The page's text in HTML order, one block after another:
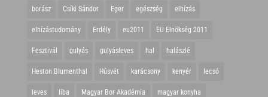
borász Csíki Sándor Eger egészség elhízás
elhízástudomány Erdély eu2011 EU Elnökség 2011
Fesztivál gulyás gulyásleves hal halászlé
Heston Blumenthal Húsvét karácsony kenyér lecsó
leves liba Magyar Bor Akadémia magyar konyha